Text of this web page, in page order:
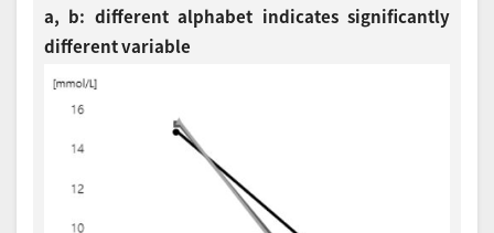
a, b: different alphabet indicates significantly
different variable